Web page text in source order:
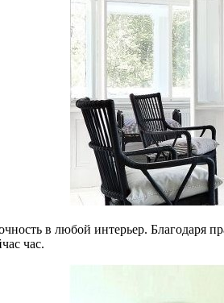
в любой интерьер.
час.